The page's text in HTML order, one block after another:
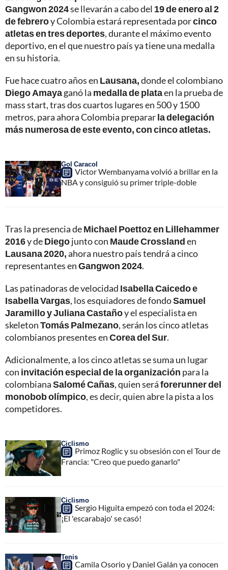
Gangwon 2024se llevarán a cabo del 19 de enero al 2
de febreroy Colombia estará representada porcinco
atletas en tres deportes, durante el máximo evento
deportivo, en el que nuestro país ya tiene una medalla
en su historia.
Fue hace cuatro años en Lausana,donde el colombiano
Diego Amayaganó la medalla de plataen la prueba de
mass start, tras dos cuartos lugares en 500 y 1500
metros, para ahora Colombia prepararla delegación
más numerosa de este evento, con cinco atletas.
Gol Caracol
Victor Wembanyama volvió a brillar en la
NBA y consiguió su primer triple-doble
Tras la presencia deMichael Poettoz en Lillehammer
2016y deDiegojunto con Maude Crosslanden
Lausana 2020,ahora nuestro país tendrá a cinco
representantes enGangwon 2024.
Las patinadoras de velocidad Isabella Caicedo e
Isabella Vargas, los esquiadores de fondoSamuel
Jaramillo y Juliana Castañoy el especialista en
skeletonTomás Palmezano, serán los cinco atletas
colombianos presentes enCorea del Sur.
Adicionalmente, a los cinco atletas se suma un lugar
con invitación especial de la organización para la
colombianaSalomé Cañas, quien seráforerunner del
monobob olímpico, es decir, quien abre la pista a los
competidores.
Ciclismo
Primoz Roglic y su obsesión con el Tour de
Francia: "Creo que puedo ganarlo"
Ciclismo
Sergio Higuita empezó con toda el 2024:
¡El 'escarabajo' se casó!
Tenis
Camila Osorio y Daniel Galán ya conocen